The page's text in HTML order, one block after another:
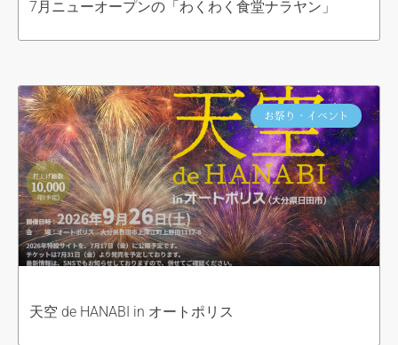
7月ニューオープンの「わくわく食堂ナラヤン」
お祭り・イベント
天空 de HANABI in オートポリス